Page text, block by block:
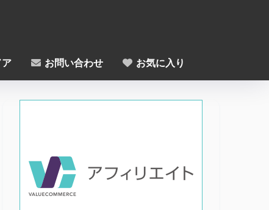
ア お問い合わせ お気に入り